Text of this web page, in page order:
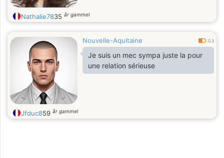
Nathalie7835 år gammel
Nouvelle-Aquitaine 0.3
Je suis un mec sympa juste la pour
une relation sérieuse
Jfduc859 år gammel